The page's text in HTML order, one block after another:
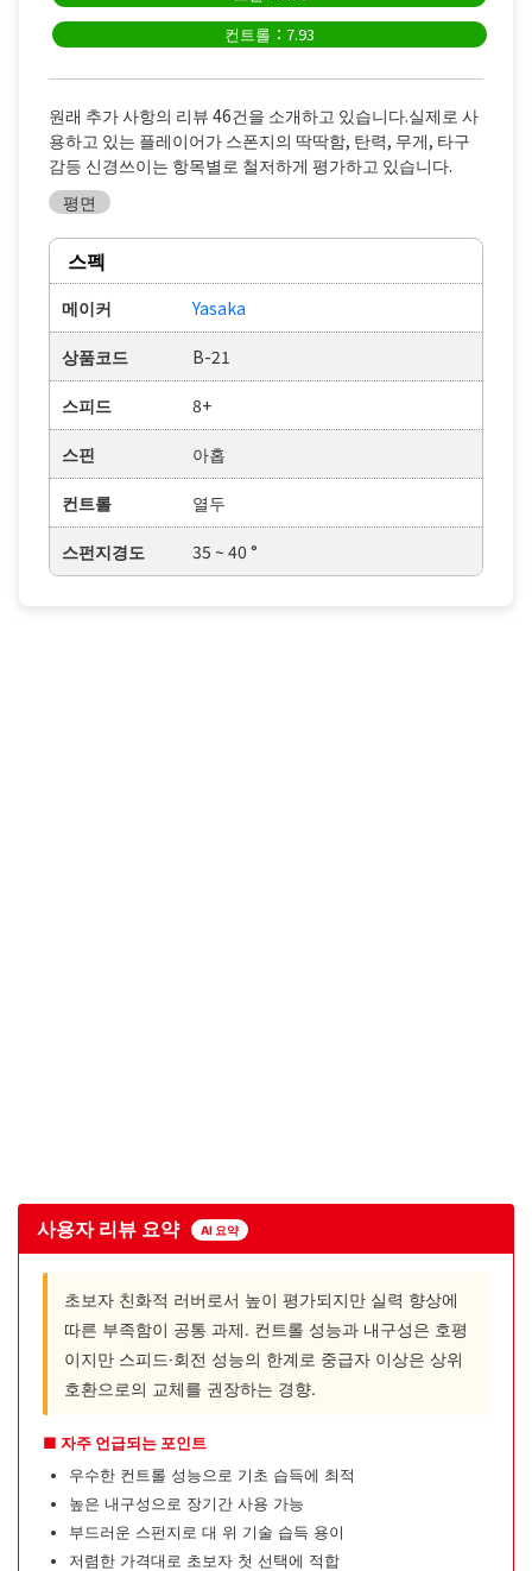
컨트롤：7.93
원래 추가 사항의 리뷰 46건을 소개하고 있습니다.실제로 사
용하고 있는 플레이어가 스폰지의 딱딱함, 탄력, 무게, 타구
감등 신경쓰이는 항목별로 철저하게 평가하고 있습니다.
평면
스펙
메이커 Yasaka
상품코드 B-21
스피드 8+
스핀 아홉
컨트롤 열두
스펀지경도 35 ~ 40 °
사용자 리뷰 요약 AI 요약
초보자 친화적 러버로서 높이 평가되지만 실력 향상에
따른 부족함이 공통 과제. 컨트롤 성능과 내구성은 호평
이지만 스피드·회전 성능의 한계로 중급자 이상은 상위
호환으로의 교체를 권장하는 경향.
■ 자주 언급되는 포인트
우수한 컨트롤 성능으로 기초 습득에 최적
높은 내구성으로 장기간 사용 가능
부드러운 스펀지로 대 위 기술 습득 용이
저렴한 가격대로 초보자 첫 선택에 적합